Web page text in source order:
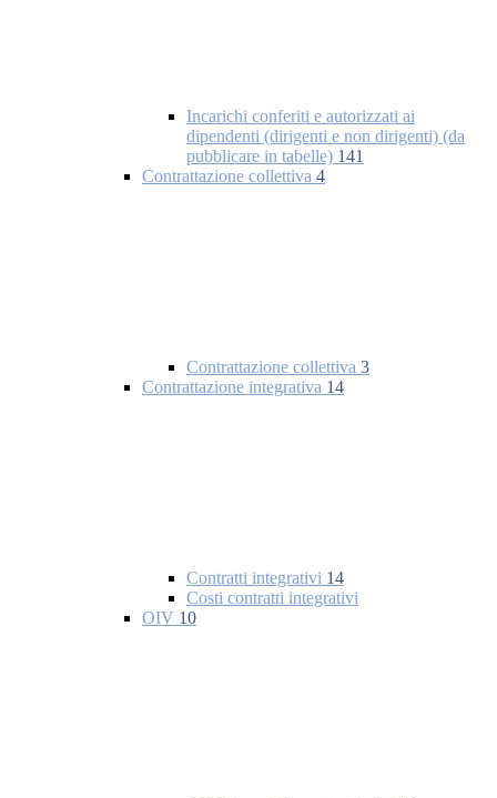
Incarichi conferiti e autorizzati ai
dipendenti (dirigenti e non dirigenti) (da
pubblicare in tabelle) 141
Contrattazione collettiva 4
Contrattazione collettiva 3
Contrattazione integrativa 14
Contratti integrativi 14
Costi contratti integrativi
OIV 10